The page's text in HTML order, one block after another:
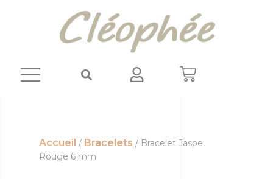
Accueil / Bracelets / Bracelet Jaspe
Rouge 6 mm